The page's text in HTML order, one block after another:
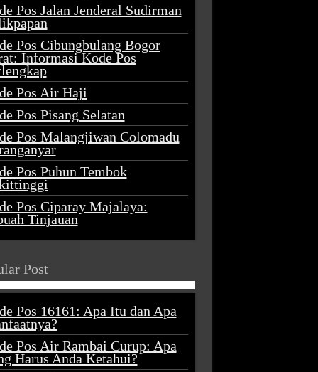
Pos Jalan Jenderal Sudirman
Pos Cibungbulang Bogor
Informasi Kode Pos
Pos Air Haji
Pos Pisang Selatan
Pos Malangjiwan Colomadu
Pos Puhun Tembok
Pos Ciparay Majalaya:
Tinjauan
Post
Pos 16161: Apa Itu dan Apa
Pos Air Rambai Curup: Apa
Harus Anda Ketahui?